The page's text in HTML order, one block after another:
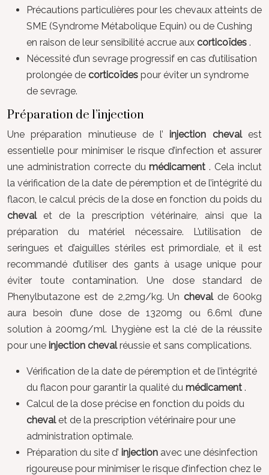
Précautions particulières pour les chevaux atteints de
SME (Syndrome Métabolique Equin) ou de Cushing
en raison de leur sensibilité accrue aux corticoïdes .
Nécessité d’un sevrage progressif en cas d’utilisation
prolongée de corticoïdes pour éviter un syndrome
de sevrage.
Préparation de l’injection
Une préparation minutieuse de l’ injection chevalest
essentielle pour minimiser le risque d’infection et assurer
une administration correcte dumédicament. Cela inclut
la vérification de la date de péremption et de l’intégrité du
flacon, le calcul précis de la dose en fonction du poids du
chevalet de la prescription vétérinaire, ainsi que la
préparation du matériel nécessaire. L’utilisation de
seringues et d’aiguilles stériles est primordiale, et il est
recommandé d’utiliser des gants à usage unique pour
éviter toute contamination. Une dose standard de
Phenylbutazone est de 2,2mg/kg. Un chevalde 600kg
aura besoin d’une dose de 1320mg ou 6.6ml d’une
solution à 200mg/ml. L’hygiène est la clé de la réussite
pour une injection chevalréussie et sans complications.
Vérification de la date de péremption et de l’intégrité
du flacon pour garantir la qualité du médicament .
Calcul de la dose précise en fonction du poids du
chevalet de la prescription vétérinaire pour une
administration optimale.
Préparation du site d’ injection avec une désinfection
rigoureuse pour minimiser le risque d’infection chez le